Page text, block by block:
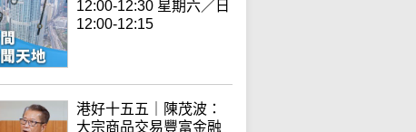
12:00-12:30 星期六／日
12:00-12:15
港好十五五｜陳茂波：
大宗商品交易豐富金融